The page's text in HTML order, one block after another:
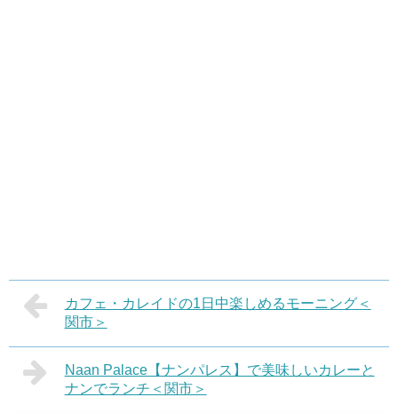
カフェ・カレイドの1日中楽しめるモーニング＜
関市＞
Naan Palace【ナンパレス】で美味しいカレーと
ナンでランチ＜関市＞